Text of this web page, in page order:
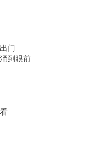
门
到眼前